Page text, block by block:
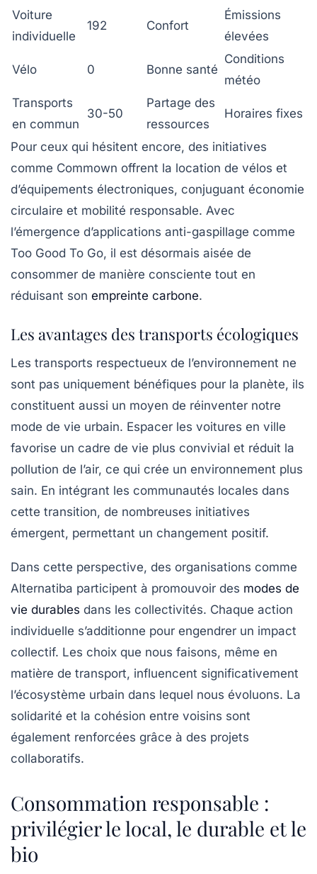
Voiture
individuelle
192 Confort
Émissions
élevées
Vélo 0 Bonne santé
Conditions
météo
Transports
en commun
30-50
Partage des
ressources
Horaires fixes
Pour ceux qui hésitent encore, des initiatives
comme Commown offrent la location de vélos et
d’équipements électroniques, conjuguant économie
circulaire et mobilité responsable. Avec
l’émergence d’applications anti-gaspillage comme
Too Good To Go, il est désormais aisée de
consommer de manière consciente tout en
réduisant son empreinte carbone.
Les avantages des transports écologiques
Les transports respectueux de l’environnement ne
sont pas uniquement bénéfiques pour la planète, ils
constituent aussi un moyen de réinventer notre
mode de vie urbain. Espacer les voitures en ville
favorise un cadre de vie plus convivial et réduit la
pollution de l’air, ce qui crée un environnement plus
sain. En intégrant les communautés locales dans
cette transition, de nombreuses initiatives
émergent, permettant un changement positif.
Dans cette perspective, des organisations comme
Alternatiba participent à promouvoir des modes de
vie durables dans les collectivités. Chaque action
individuelle s’additionne pour engendrer un impact
collectif. Les choix que nous faisons, même en
matière de transport, influencent significativement
l’écosystème urbain dans lequel nous évoluons. La
solidarité et la cohésion entre voisins sont
également renforcées grâce à des projets
collaboratifs.
Consommation responsable :
privilégier le local, le durable et le
bio